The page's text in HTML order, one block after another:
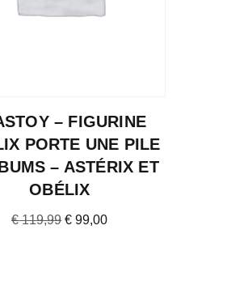
– FIGURINE
PORTE UNE PILE
– ASTÉRIX ET
OBÉLIX
€119,99 € 99,00